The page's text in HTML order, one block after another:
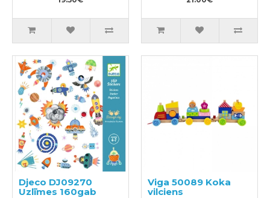
Djeco DJ09270
Uzlīmes 160gab
Viga 50089 Koka
vilciens